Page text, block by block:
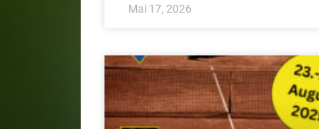
Mai 17, 2026